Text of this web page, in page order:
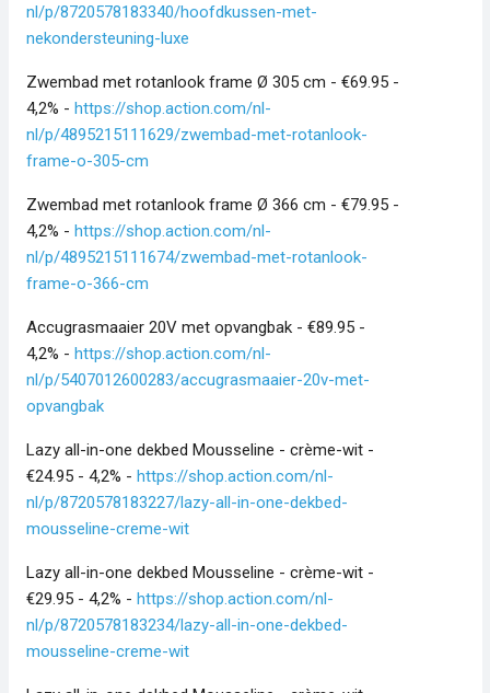
nl/p/8720578183340/hoofdkussen-met-
nekondersteuning-luxe
Zwembad met rotanlook frame Ø 305 cm - €69.95 -
4,2% - https://shop.action.com/nl-
nl/p/4895215111629/zwembad-met-rotanlook-
frame-o-305-cm
Zwembad met rotanlook frame Ø 366 cm - €79.95 -
4,2% - https://shop.action.com/nl-
nl/p/4895215111674/zwembad-met-rotanlook-
frame-o-366-cm
Accugrasmaaier 20V met opvangbak - €89.95 -
4,2% - https://shop.action.com/nl-
nl/p/5407012600283/accugrasmaaier-20v-met-
opvangbak
Lazy all-in-one dekbed Mousseline - crème-wit -
€24.95 - 4,2% - https://shop.action.com/nl-
nl/p/8720578183227/lazy-all-in-one-dekbed-
mousseline-creme-wit
Lazy all-in-one dekbed Mousseline - crème-wit -
€29.95 - 4,2% - https://shop.action.com/nl-
nl/p/8720578183234/lazy-all-in-one-dekbed-
mousseline-creme-wit